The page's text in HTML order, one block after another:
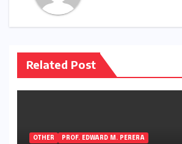
Related Post
OTHER PROF. EDWARD M. PERERA